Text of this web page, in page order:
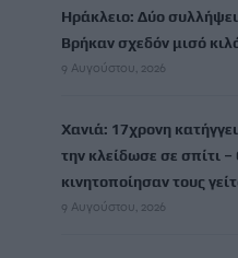
Ηράκλειο: Δύο
Βρήκαν σχεδόν μισό
9 Αυγούστου, 2026
Χανιά: 17χρονη
την κλείδωσε σε σπίτι
κινητοποίησαν τους
9 Αυγούστου, 2026